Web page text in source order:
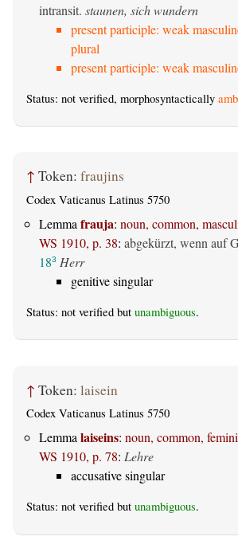
intransit. staunen, sich wundern
present participle: weak
plural
present participle: weak
Status: not verified, morphosyntactically
↑ Token: fraujins
Codex Vaticanus Latinus 5750
Lemma frauja: noun, common,
WS 1910, p. 38: abgekürzt, wenn auf
183 Herr
genitive singular
Status: not verified but unambiguous.
↑ Token: laisein
Codex Vaticanus Latinus 5750
Lemmalaiseins: noun, common,
WS 1910, p. 78: Lehre
accusative singular
Status: not verified but unambiguous.